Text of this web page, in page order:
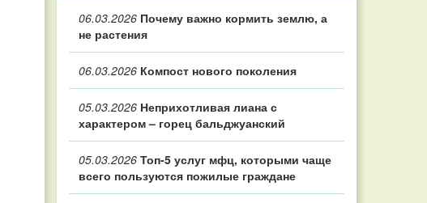
06.03.2026 Почему важно кормить землю, а
не растения
06.03.2026 Компост нового поколения
05.03.2026 Неприхотливая лиана с
характером – горец бальджуанский
05.03.2026 Топ‑5 услуг мфц, которыми чаще
всего пользуются пожилые граждане